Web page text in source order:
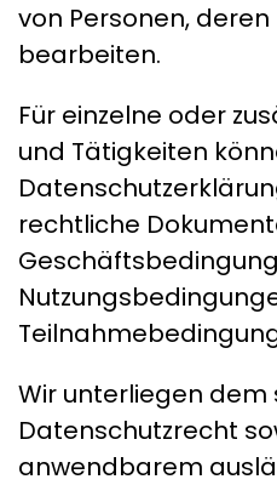
von Personen,
bearbeiten.
Für einzelne oder
und Tätigkeiten
rechtliche
Wir unterliegen dem
Datenschutzrecht
anwendbarem